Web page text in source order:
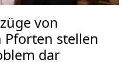
von
stellen
dar